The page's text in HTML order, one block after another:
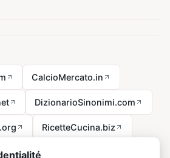
CalcioMercato.in
DizionarioSinonimi.com
RicetteCucina.biz